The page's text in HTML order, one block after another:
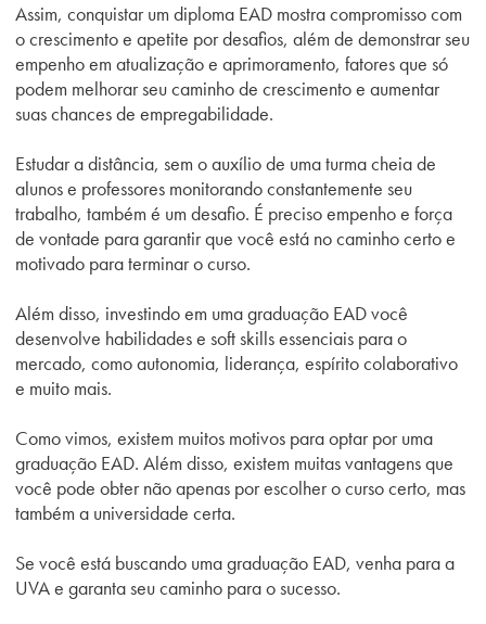
Assim, conquistar um diploma EAD mostra compromisso com
o crescimento e apetite por desafios, além de demonstrar seu
empenho em atualização e aprimoramento, fatores que só
podem melhorar seu caminho de crescimento e aumentar
suas chances de empregabilidade.
Estudar a distância, sem o auxílio de uma turma cheia de
alunos e professores monitorando constantemente seu
trabalho, também é um desafio. É preciso empenho e força
de vontade para garantir que você está no caminho certo e
motivado para terminar o curso.
Além disso, investindo em uma graduação EAD você
desenvolve habilidades e soft skills essenciais para o
mercado, como autonomia, liderança, espírito colaborativo
e muito mais.
Como vimos, existem muitos motivos para optar por uma
graduação EAD. Além disso, existem muitas vantagens que
você pode obter não apenas por escolher o curso certo, mas
também a universidade certa.
Se você está buscando uma graduação EAD, venha para a
UVA e garanta seu caminho para o sucesso.